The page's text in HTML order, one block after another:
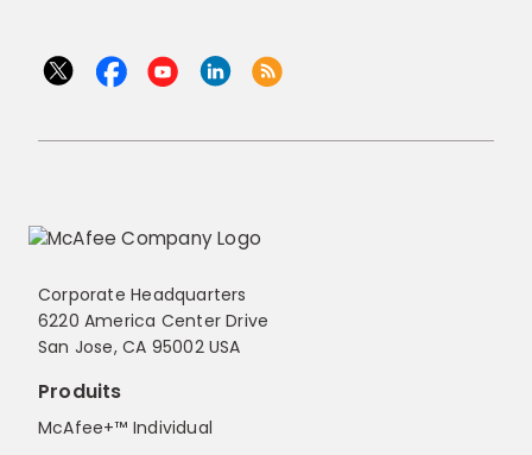
Corporate Headquarters
6220 America Center Drive
San Jose, CA 95002 USA
Produits
McAfee+™ Individual